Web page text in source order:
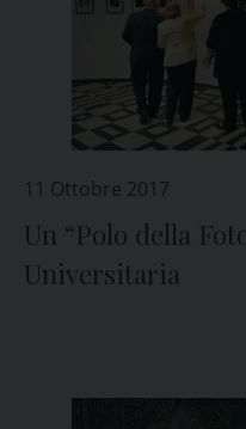
11 Ottobre 2017
Un “Polo della
Universitaria